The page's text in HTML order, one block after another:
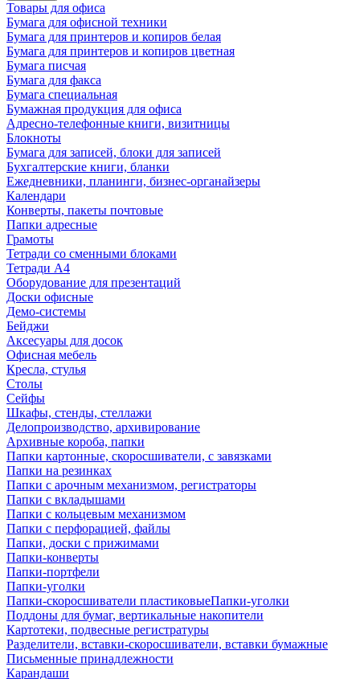
Товары для офиса
Бумага для офисной техники
Бумага для принтеров и копиров белая
Бумага для принтеров и копиров цветная
Бумага писчая
Бумага для факса
Бумага специальная
Бумажная продукция для офиса
Адресно-телефонные книги, визитницы
Блокноты
Бумага для записей, блоки для записей
Бухгалтерские книги, бланки
Ежедневники, планинги, бизнес-органайзеры
Календари
Конверты, пакеты почтовые
Папки адресные
Грамоты
Тетради со сменными блоками
Тетради А4
Оборудование для презентаций
Доски офисные
Демо-системы
Бейджи
Аксесуары для досок
Офисная мебель
Кресла, стулья
Столы
Сейфы
Шкафы, стенды, стеллажи
Делопроизводство, архивирование
Архивные короба, папки
Папки картонные, скоросшиватели, с завязками
Папки на резинках
Папки с арочным механизмом, регистраторы
Папки с вкладышами
Папки с кольцевым механизмом
Папки с перфорацией, файлы
Папки, доски с прижимами
Папки-конверты
Папки-портфели
Папки-уголки
Папки-скоросшиватели пластиковыеПапки-уголки
Поддоны для бумаг, вертикальные накопители
Картотеки, подвесные регистратуры
Разделители, вставки-скоросшиватели, вставки бумажные
Письменные принадлежности
Карандаши